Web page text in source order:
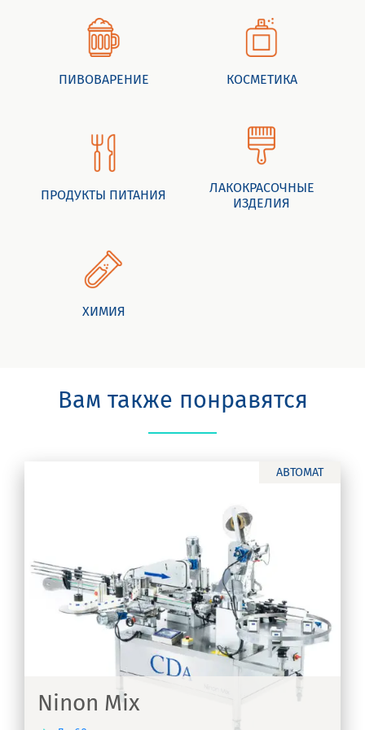
ПИВОВАРЕНИЕ КОСМЕТИКА
ПРОДУКТЫ ПИТАНИЯ
ЛАКОКРАСОЧНЫЕ
ИЗДЕЛИЯ
ХИМИЯ
Вам также понравятся
АВТОМАТ
Ninon Mix